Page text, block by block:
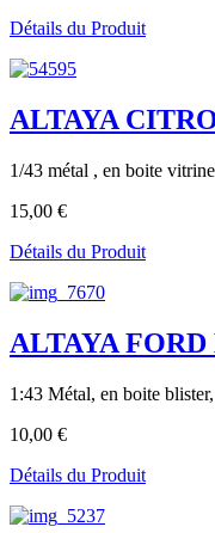
Détails du Produit
ALTAYA
1/43 métal , en boite
15,00 €
Détails du Produit
ALTAYA
1:43 Métal, en boite
10,00 €
Détails du Produit